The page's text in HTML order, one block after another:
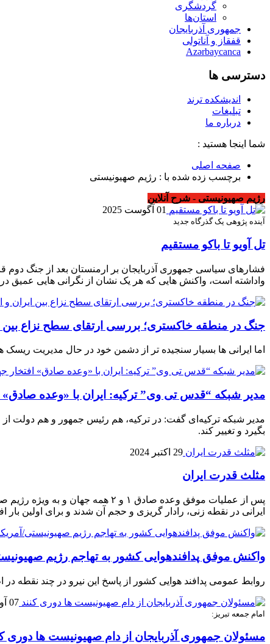
گردشگری
استان‌ها
جمهوری آذربایجان
قفقاز و آناتولی
Azərbaycanca
دسترسی ها
اندیشکده ترند
تبلیغات
درباره ما
شما اینجا هستید :
صفحه اصلی
برچسب زده شده با : رژیم صهیونیستی
رژیم صهیونیستی - شرح آنلاین
01 آگوست 2025
آینده پژوهی یک گذرگاه جدید
تل آویو تا باکو مستقیم
فشارهای سیاسی جمهوری آذربایجان بر ارمنستان بعد از جنگ دوم
واداشته است، واکنش هایی که هر یک نشان از نگرانی هایی عمیق
جنگ در منطقه خاکستری؛ بررسی ارتقای سطح نزاع بین
اما ایرانی ها بسیار سنجیده تر از دشمن خود در حال مدیریت
مدیر شبکه “قدس تی وی” ترکیه: ایران با «وعده صادق»
مدیر شبکه ترکیه‌ای گفت: در ترکیه، هم رئیس جمهور و هم دولت
بگیرد و تغییر کند.
29 اکتبر 2024
مثلث قدرت ایران
پس از عملیات موفق وعده صادق ۱
ایرانی در نقطه زنی، رادار گریزی و حجم آن شدند و برای اولین
واکنش موفق پدافندهوایی کشور به تهاجم رژیم
روابط عمومی پدافند هوایی کشور از پاسخ این نیرو در چند نقطه
07 آوریل 2023
امام جمعه تبریز:
مسئولان جمهوری آذربایجان از دام صهیونیست ها دوری